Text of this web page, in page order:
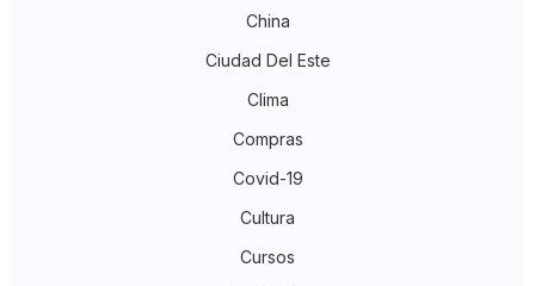
China
Ciudad Del Este
Clima
Compras
Covid-19
Cultura
Cursos